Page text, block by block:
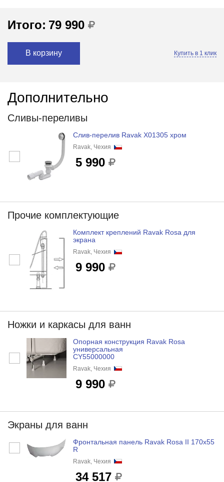
Итого: 79 990
В корзину Купить в 1 клик
Дополнительно
Сливы-переливы
Слив-перелив Ravak X01305 хром
Ravak, Чехия
5 990
Прочие комплектующие
Комплект креплений Ravak Rosa для
экрана
Ravak, Чехия
9 990
Ножки и каркасы для ванн
Опорная конструкция Ravak Rosa
универсальная
CY55000000
Ravak, Чехия
9 990
Экраны для ванн
Фронтальная панель Ravak Rosa II 170х55
R
Ravak, Чехия
34 517